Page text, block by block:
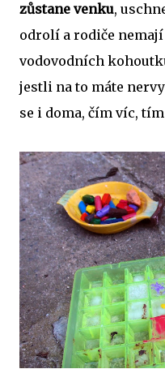
zůstane venku,
odrolí a rodiče
vodovodních
jestli na to máte
se i doma, čím víc,